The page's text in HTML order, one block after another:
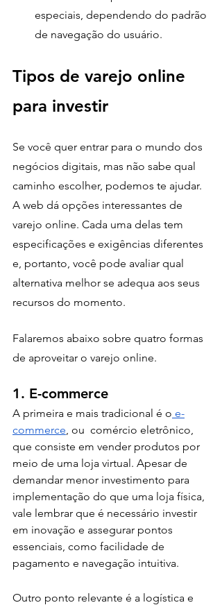
especiais, dependendo do padrão
de navegação do usuário.
Tipos de varejo online
para investir
Se você quer entrar para o mundo dos
negócios digitais, mas não sabe qual
caminho escolher, podemos te ajudar.
A web dá opções interessantes de
varejo online. Cada uma delas tem
especificações e exigências diferentes
e, portanto, você pode avaliar qual
alternativa melhor se adequa aos seus
recursos do momento.
Falaremos abaixo sobre quatro formas
de aproveitar o varejo online.
1. E-commerce
A primeira e mais tradicional é o e-
commerce, ou  comércio eletrônico,
que consiste em vender produtos por
meio de uma loja virtual. Apesar de
demandar menor investimento para
implementação do que uma loja física,
vale lembrar que é necessário investir
em inovação e assegurar pontos
essenciais, como facilidade de
pagamento e navegação intuitiva.
Outro ponto relevante é a logística e